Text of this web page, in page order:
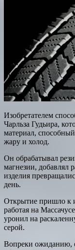
Изобретателем
Чарльза Гудьира,
материал,
жару и холод.
Он обрабатывал
магнезии, добавлял
изделия
день.
Открытие пришло к
работая на
уронил на
серой.
Вопреки ожиданию,